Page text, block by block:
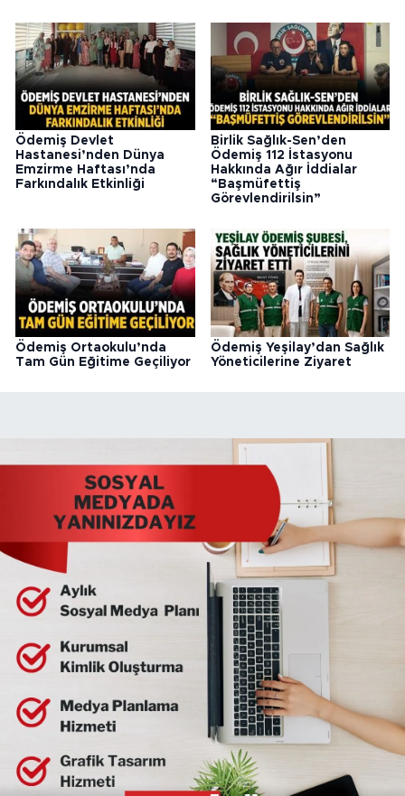
Ödemiş Devlet
Hastanesi’nden Dünya
Emzirme Haftası’nda
Farkındalık Etkinliği
Birlik Sağlık-Sen’den
Ödemiş 112 İstasyonu
Hakkında Ağır İddialar
“Başmüfettiş
Görevlendirilsin”
Ödemiş Ortaokulu’nda
Tam Gün Eğitime Geçiliyor
Ödemiş Yeşilay’dan Sağlık
Yöneticilerine Ziyaret